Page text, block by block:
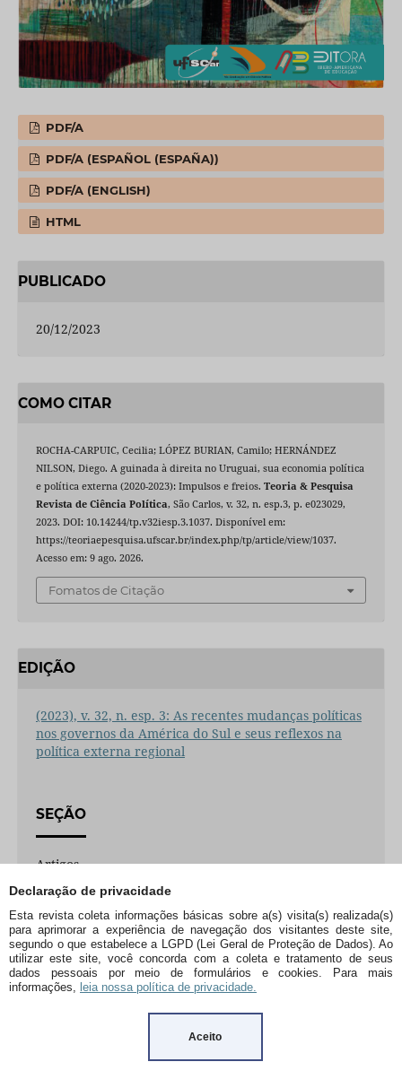
Declaração de privacidade
Esta revista coleta informações básicas sobre a(s) visita(s) realizada(s)
para aprimorar a experiência de navegação dos visitantes deste site,
segundo o que estabelece a LGPD (Lei Geral de Proteção de Dados). Ao
utilizar este site, você concorda com a coleta e tratamento de seus
dados pessoais por meio de formulários e cookies. Para mais
informações, leia nossa política de privacidade.
Aceito
PDF/A
PDF/A (ESPAÑOL (ESPAÑA))
PDF/A (ENGLISH)
HTML
PUBLICADO
20/12/2023
COMO CITAR
ROCHA-CARPUIC, Cecilia; LÓPEZ BURIAN, Camilo; HERNÁNDEZ
NILSON, Diego. A guinada à direita no Uruguai, sua economia política
e política externa (2020-2023): Impulsos e freios. Teoria & Pesquisa
Revista de Ciência Política, São Carlos, v. 32, n. esp.3, p. e023029,
2023. DOI: 10.14244/tp.v32iesp.3.1037. Disponível em:
https://teoriaepesquisa.ufscar.br/index.php/tp/article/view/1037.
Acesso em: 9 ago. 2026.
Fomatos de Citação
EDIÇÃO
(2023), v. 32, n. esp. 3: As recentes mudanças políticas
nos governos da América do Sul e seus reflexos na
política externa regional
SEÇÃO
Artigos